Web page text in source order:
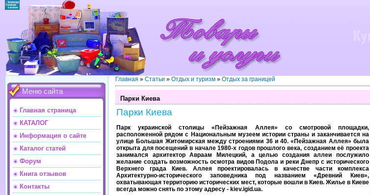
Меню сайта
Главная страница
КАТАЛОГ
Информация о сайте
Каталог статей
Форум
Книга отзывов
Контакты
Главная » Статьи » Отдых и туризм » Отдых за границей
Парки Киева
Парки Киева
Парк украинской столицы «Пейзажная Аллея» со смотровой площадки,
расположенной рядом с Национальным музеем истории страны и заканчивается на
улице Большая Житомирская между строениями 36 и 40. «Пейзажная Аллея» была
открыта для посещений в начале 1980-х годов прошлого века, созданием её проекта
занимался архитектор Авраам Милецкий, а целью создания аллеи послужило
желание создать возможность осмотра видов Подола и реки Днепр с исторического
Верхнего града Киев. Аллея проектировалась в качестве части комплекса
Архитектурно-исторического заповедника под названием «Древний Киев»,
охватывающая территорию исторических мест, которые вошли в Киев. Жилье в Киеве
всегда можно снять по этому адресу - kiev.igid.ua.